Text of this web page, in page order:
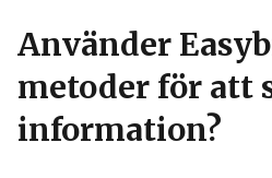
Använder
metoder för att
information?